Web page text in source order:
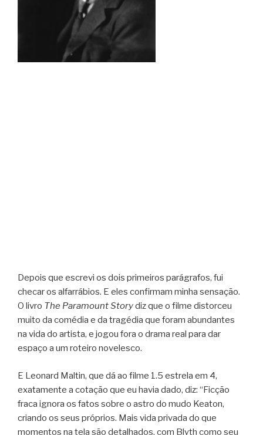
Depois que escrevi os dois primeiros parágrafos, fui
checar os alfarrábios. E eles confirmam minha sensação.
O livro The Paramount Storydiz que o filme distorceu
muito da comédia e da tragédia que foram abundantes
na vida do artista, e jogou fora o drama real para dar
espaço a um roteiro novelesco.
E Leonard Maltin, que dá ao filme 1.5 estrela em 4,
exatamente a cotação que eu havia dado, diz: “Ficção
fraca ignora os fatos sobre o astro do mudo Keaton,
criando os seus próprios. Mais vida privada do que
momentos na tela são detalhados, com Blyth como seu